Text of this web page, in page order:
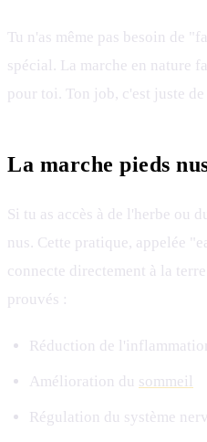
Tu n'as même pas besoin de
spécial. La marche en nature
pour toi. Ton job, c'est juste
La marche pieds
Si tu as accès à de l'herbe ou
nus. Cette pratique, appelée
connecte directement à la
prouvés :
Réduction de
Amélioration du sommeil
Régulation du système